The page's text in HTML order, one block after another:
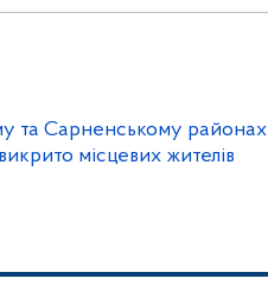
та Сарненському районах
місцевих жителів